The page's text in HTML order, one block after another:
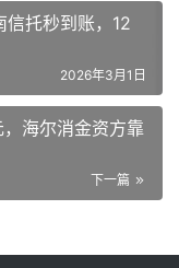
托秒到账，12
2026年3月1日
海尔消金资方靠
下一篇